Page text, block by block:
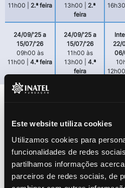
Este website utiliza cookies
Utilizamos cookies para
funcionalidades de redes
partilhamos informações
parceiros de redes sociais, de
11h00 | 2.ª feira
13h00 |
2.ª
feira
16h30|
24/09/'25 a
15/07/'26
09h00 às
11h00 | 4.ª feira
24/09/'25 a
15/07/'26
11h00 às
13h00 |
4.ª
feira
22/
12h00|